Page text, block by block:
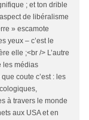
; et ton drible
de libéralisme
» escamote
yeux – c’est le
elle ;<br /> L’autre
les médias
coute c’est : les
à travers le monde
aux USA et en